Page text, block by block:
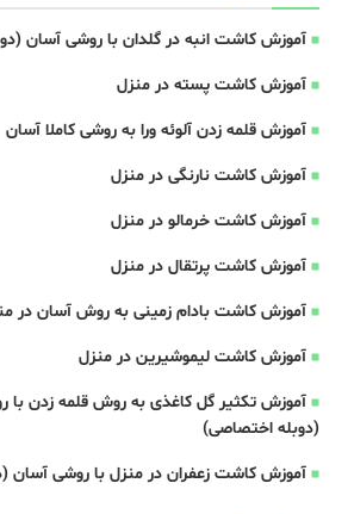
آموزش کاشت انبه در گلدان با روشی آسان
آموزش کاشت پسته در منزل
آموزش قلمه زدن آلوئه ورا به روشی کاملا آسان
آموزش کاشت نارنگی در منزل
آموزش کاشت خرمالو در منزل
آموزش کاشت پرتقال در منزل
آموزش کاشت بادام زمینی به روش آسان در
آموزش کاشت لیموشیرین در منزل
آموزش تکثیر گل کاغذی به روش قلمه زدن با
(دوبله اختصاصی)
آموزش کاشت زعفران در منزل با روشی آسان